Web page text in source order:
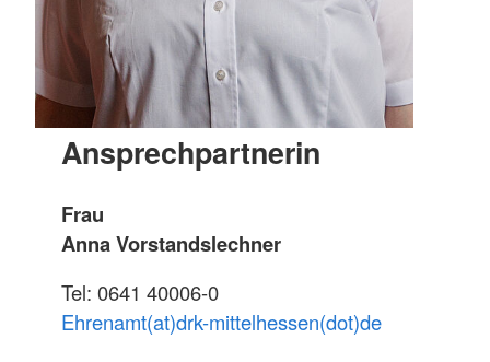
Ansprechpartnerin
Frau
Anna Vorstandslechner
Tel: 0641 40006-0
Ehrenamt(at)drk-mittelhessen(dot)de